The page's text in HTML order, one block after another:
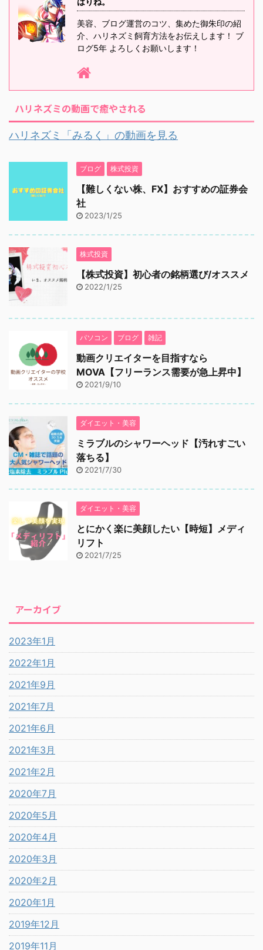
美容、ブログ運営のコツ、集めた御朱印の紹
介、ハリネズミ飼育方法をお伝えします！ ブ
ログ5年 よろしくお願いします！
ハリネズミの動画で癒やされる
ハリネズミ「みるく」の動画を見る
ブログ 株式投資
【難しくない株、FX】おすすめの証券会
社
2023/1/25
株式投資
【株式投資】初心者の銘柄選び/オススメ
2022/1/25
パソコン ブログ 雑記
動画クリエイターを目指すなら
MOVA【フリーランス需要が急上昇中】
2021/9/10
ダイエット・美容
ミラブルのシャワーヘッド【汚れすごい
落ちる】
2021/7/30
ダイエット・美容
とにかく楽に美顔したい【時短】メディ
リフト
2021/7/25
アーカイブ
2023年1月
2022年1月
2021年9月
2021年7月
2021年6月
2021年3月
2021年2月
2020年7月
2020年5月
2020年4月
2020年3月
2020年2月
2020年1月
2019年12月
2019年11月